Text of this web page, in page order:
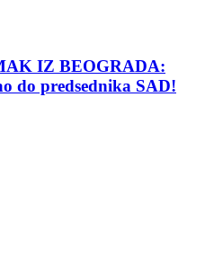
IZ BEOGRADA:
do predsednika SAD!